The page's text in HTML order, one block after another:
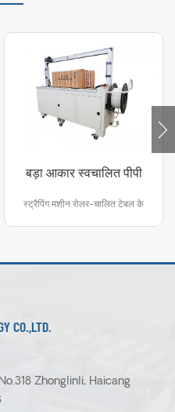
बड़ा आकार स्वचालित पीपी
स्ट्रैपिंग मशीन रोलर-चालित टेबल के
लिए एक सरल और सबसे विश्वसनीय
CO.,LTD.
Zhonglinli, Haicang